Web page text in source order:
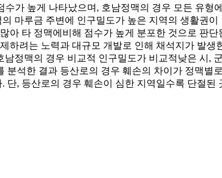
수가 높게 나타났으며, 호남정맥의 경우 모든 유
마루금 주변에 인구밀도가 높은 지역의 생활권
아 타 정맥에비해 점수가 높게 분포한 것으로 판
하려는 노력과 대규모 개발로 인해 채석지가 발
정맥의 경우 비교적 인구밀도가 비교적낮은 시,
분석한 결과 등산로의 경우 훼손의 차이가 정맥
단, 등산로의 경우 훼손이 심한 지역일수록 단절